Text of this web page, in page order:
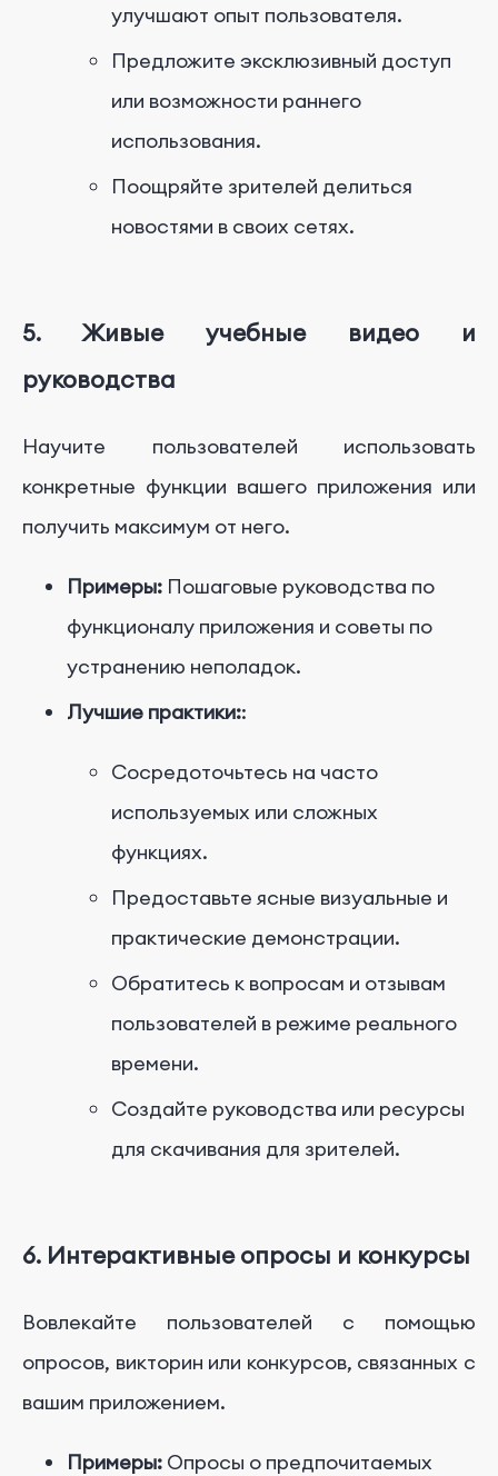
улучшают опыт пользователя.
Предложите эксклюзивный доступ
или возможности раннего
использования.
Поощряйте зрителей делиться
новостями в своих сетях.
5. Живые учебные видео и
руководства
Научите пользователей использовать
конкретные функции вашего приложения или
получить максимум от него.
Примеры: Пошаговые руководства по
функционалу приложения и советы по
устранению неполадок.
Лучшие практики::
Сосредоточьтесь на часто
используемых или сложных
функциях.
Предоставьте ясные визуальные и
практические демонстрации.
Обратитесь к вопросам и отзывам
пользователей в режиме реального
времени.
Создайте руководства или ресурсы
для скачивания для зрителей.
6. Интерактивные опросы и конкурсы
Вовлекайте пользователей с помощью
опросов, викторин или конкурсов, связанных с
вашим приложением.
Примеры: Опросы о предпочитаемых